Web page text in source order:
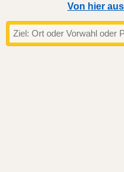
Von hier